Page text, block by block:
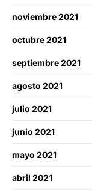
noviembre 2021
octubre 2021
septiembre 2021
agosto 2021
julio 2021
junio 2021
mayo 2021
abril 2021